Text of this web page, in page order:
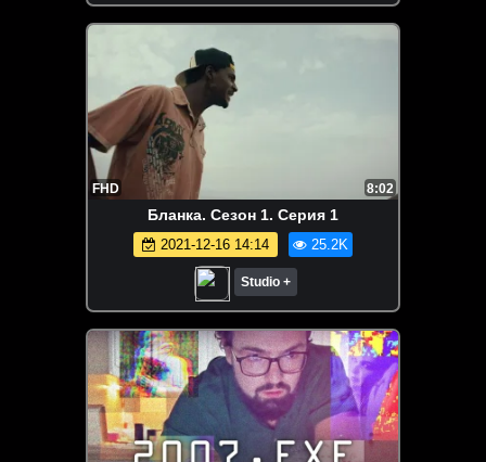
FHD 8:02
Бланка. Сезон 1. Серия 1
2021-12-16 14:14 25.2K
Studio +